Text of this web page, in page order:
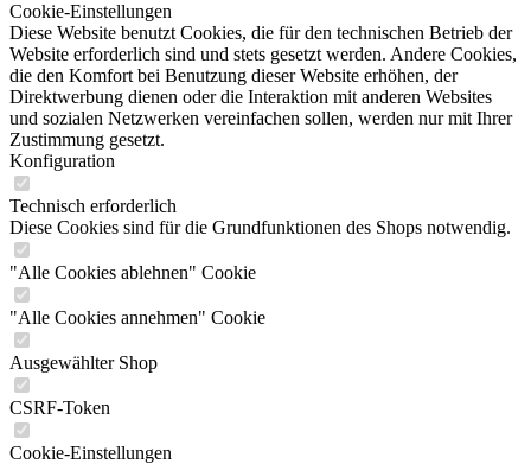
Cookie-Einstellungen
Diese Website benutzt Cookies, die für den technischen Betrieb der
Website erforderlich sind und stets gesetzt werden. Andere Cookies,
die den Komfort bei Benutzung dieser Website erhöhen, der
Direktwerbung dienen oder die Interaktion mit anderen Websites
und sozialen Netzwerken vereinfachen sollen, werden nur mit Ihrer
Zustimmung gesetzt.
Konfiguration
Technisch erforderlich
Diese Cookies sind für die Grundfunktionen des Shops notwendig.
"Alle Cookies ablehnen" Cookie
"Alle Cookies annehmen" Cookie
Ausgewählter Shop
CSRF-Token
Cookie-Einstellungen